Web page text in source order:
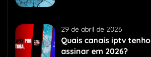
29 de abril de 2026
Quais canais iptv
assinar em 2026?